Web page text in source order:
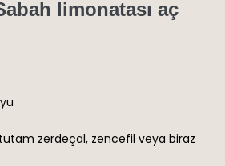
limonatası aç
zerdeçal, zencefil veya biraz